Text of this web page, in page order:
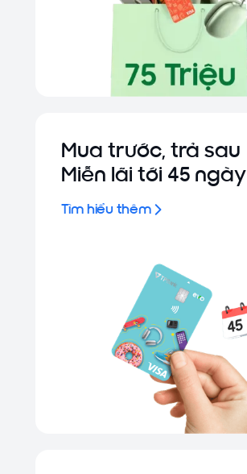
Mua trước, trả sau
Miễn lãi tới 45 ngày
Tìm hiểu thêm